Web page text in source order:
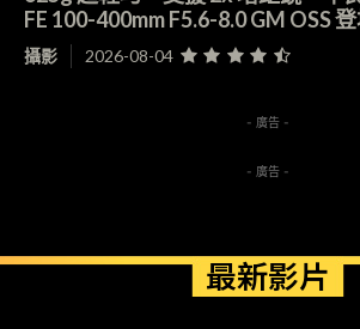
FE 100-400mm F5.6-8.0 GM OSS
攝影 2026-08-04
- 廣告 -
- 廣告 -
最新影片